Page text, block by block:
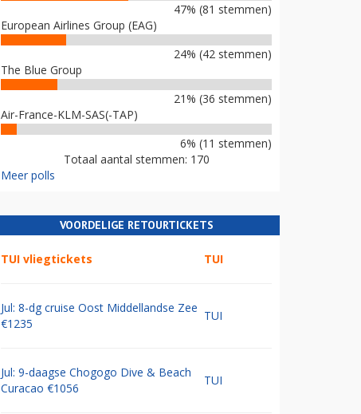
47% (81 stemmen)
European Airlines Group (EAG)
24% (42 stemmen)
The Blue Group
21% (36 stemmen)
Air-France-KLM-SAS(-TAP)
6% (11 stemmen)
Totaal aantal stemmen: 170
Meer polls
VOORDELIGE RETOURTICKETS
TUI vliegtickets TUI
Jul: 8-dg cruise Oost Middellandse Zee
€1235
TUI
Jul: 9-daagse Chogogo Dive & Beach
Curacao €1056
TUI